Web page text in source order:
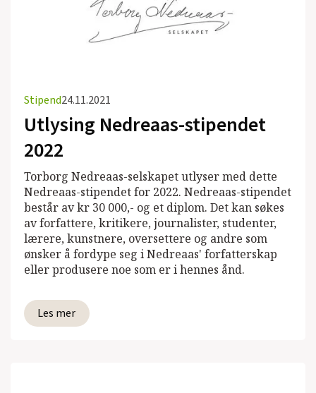
Stipend24.11.2021
Utlysing Nedreaas-stipendet
2022
Torborg Nedreaas-selskapet utlyser med dette
Nedreaas-stipendet for 2022. Nedreaas-stipendet
består av kr 30 000,- og et diplom. Det kan søkes
av forfattere, kritikere, journalister, studenter,
lærere, kunstnere, oversettere og andre som
ønsker å fordype seg i Nedreaas' forfatterskap
eller produsere noe som er i hennes ånd.
Les mer